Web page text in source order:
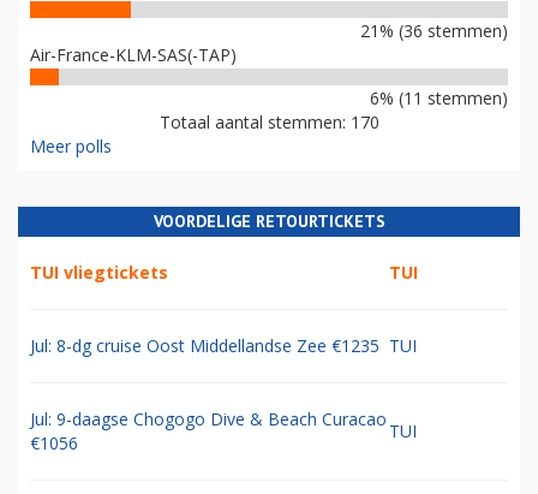
21% (36 stemmen)
Air-France-KLM-SAS(-TAP)
6% (11 stemmen)
Totaal aantal stemmen: 170
Meer polls
VOORDELIGE RETOURTICKETS
TUI vliegtickets TUI
Jul: 8-dg cruise Oost Middellandse Zee €1235 TUI
Jul: 9-daagse Chogogo Dive & Beach Curacao
€1056
TUI